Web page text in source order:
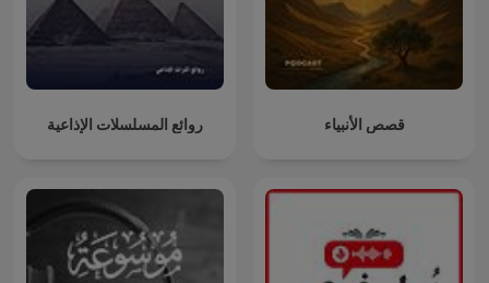
قصص الأنبياء روائع المسلسلات الإذاعية